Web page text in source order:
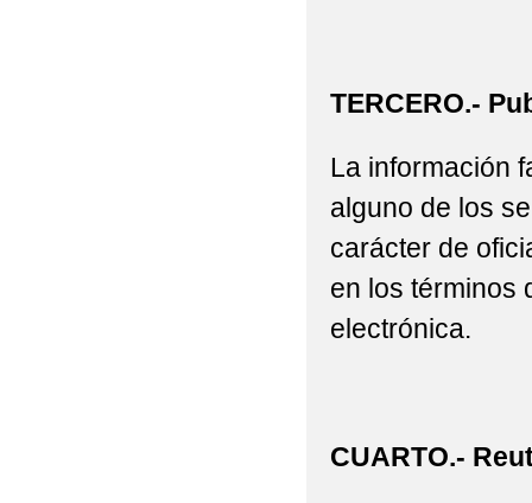
TERCERO.-
La información
alguno de los
carácter de
en los términos
electrónica.
CUARTO.-